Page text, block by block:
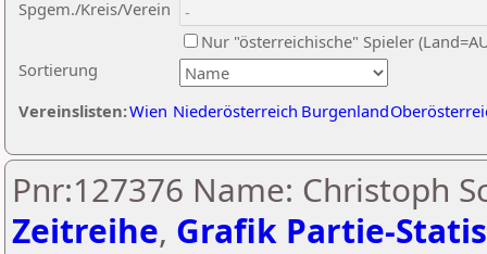
Sortierung
Spgem./Kreis/Verein
Nur "österreichische" Spieler
Vereinslisten:Wien Niederösterreich Burgenland
Pnr:127376 Name: Christoph
Zeitreihe, Grafik Partie-